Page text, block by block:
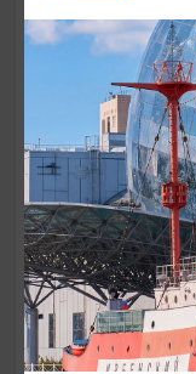
КОНЦЕРТЫ
Jony /
15.08.2026